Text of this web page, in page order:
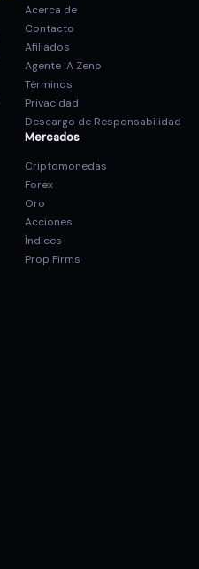
Acerca de
Contacto
Afiliados
Agente IA Zeno
Términos
Privacidad
Descargo de Responsabilidad
Mercados
Criptomonedas
Forex
Oro
Acciones
Índices
Prop Firms